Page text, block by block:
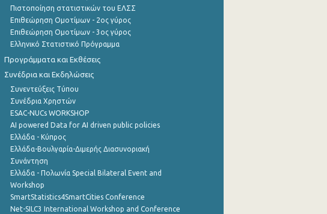
Πιστοποίηση στατιστικών του ΕΛΣΣ
Επιθεώρηση Ομοτίμων - 2ος γύρος
Επιθεώρηση Ομοτίμων - 3ος γύρος
Ελληνικό Στατιστικό Πρόγραμμα
Προγράμματα και Εκθέσεις
Συνέδρια και Εκδηλώσεις
Συνεντεύξεις Τύπου
Συνέδρια Χρηστών
ESAC-NUCs WORKSHOP
AI powered Data for AI driven public policies
Ελλάδα - Κύπρος
Ελλάδα-Βουλγαρία-Διμερής Διασυνοριακή
Συνάντηση
Ελλάδα - Πολωνία Special Bilateral Event and
Workshop
SmartStatistics4SmartCities Conference
Net-SILC3 International Workshop and Conference